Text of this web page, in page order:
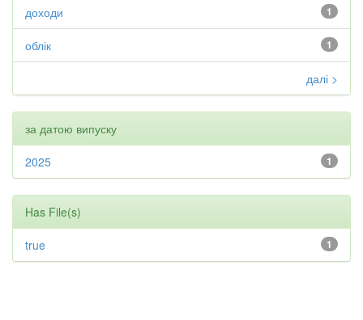
1
доходи
1
облік
далі >
за датою випуску
1
2025
Has File(s)
1
true